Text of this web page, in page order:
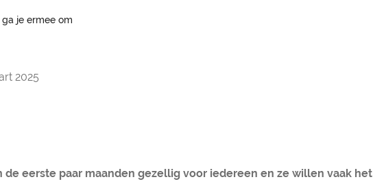
je ermee om
2025
de eerste paar maanden gezellig voor iedereen en ze willen vaak het